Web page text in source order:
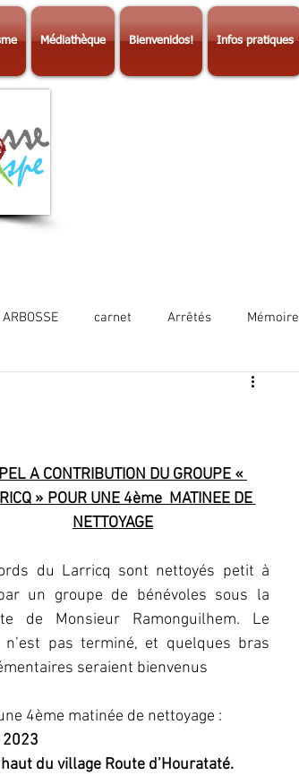
Médiathèque Bienvenidos! Infos pratiques
ARBOSSE carnet Arrêtés Mémoire
A CONTRIBUTION DU GROUPE «
» POUR UNE 4ème  MATINEE DE
NETTOYAGE
du Larricq sont nettoyés petit à
un groupe de bénévoles sous la
de Monsieur Ramonguilhem. Le
n’est pas terminé, et quelques bras
seraient bienvenus
4ème matinée de nettoyage :
2023
du village Route d’Hourataté.